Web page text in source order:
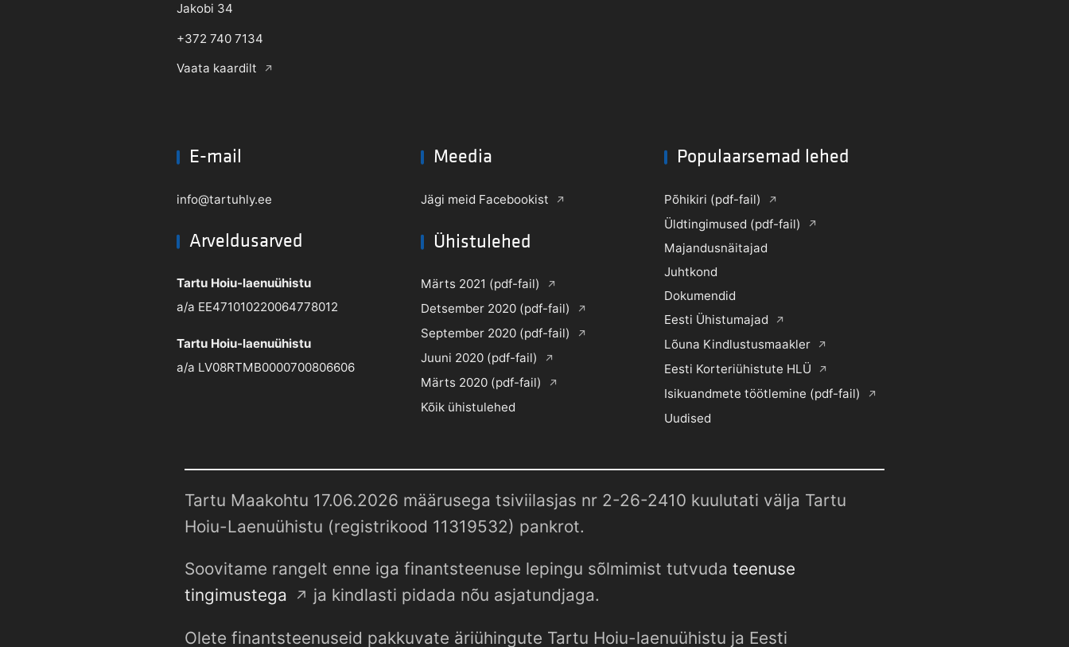
Jakobi 34
+372 740 7134
Vaata kaardilt
E-mail
info@tartuhly.ee
Arveldusarved
Tartu Hoiu-laenuühistu
a/a EE471010220064778012
Tartu Hoiu-laenuühistu
a/a LV08RTMB0000700806606
Meedia
Jägi meid Facebookist
Ühistulehed
Märts 2021 (pdf-fail)
Detsember 2020 (pdf-fail)
September 2020 (pdf-fail)
Juuni 2020 (pdf-fail)
Märts 2020 (pdf-fail)
Kõik ühistulehed
Populaarsemad lehed
Põhikiri (pdf-fail)
Üldtingimused (pdf-fail)
Majandusnäitajad
Juhtkond
Dokumendid
Eesti Ühistumajad
Lõuna Kindlustusmaakler
Eesti Korteriühistute HLÜ
Isikuandmete töötlemine (pdf-fail)
Uudised
Tartu Maakohtu 17.06.2026 määrusega tsiviilasjas nr 2-26-2410 kuulutati välja Tartu
Hoiu-Laenuühistu (registrikood 11319532) pankrot.
Soovitame rangelt enne iga finantsteenuse lepingu sõlmimist tutvuda teenuse
tingimustega
ja kindlasti pidada nõu asjatundjaga.
Olete finantsteenuseid pakkuvate äriühingute Tartu Hoiu-laenuühistu ja Eesti